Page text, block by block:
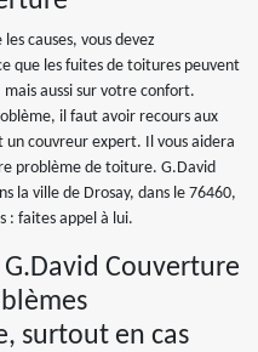
causes, vous devez
que les fuites de toitures peuvent
aussi sur votre confort.
il faut avoir recours aux
un couvreur expert. Il vous aidera
problème de toiture. G.David
la ville de Drosay, dans le 76460,
: faites appel à lui.
Couverture
surtout en cas